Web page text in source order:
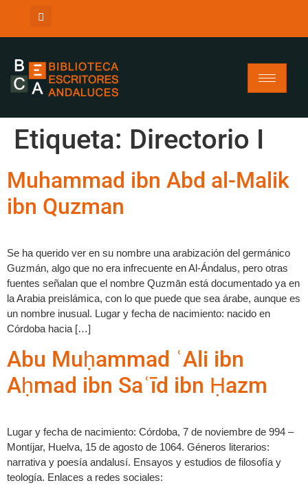
Etiqueta: Directorio I
Muhammad ibn Abd al-Malik
ibn Quzman
Se ha querido ver en su nombre una arabización del germánico
Guzmán, algo que no era infrecuente en Al-Ándalus, pero otras
fuentes señalan que el nombre Quzmān está documentado ya en
la Arabia preislámica, con lo que puede que sea árabe, aunque es
un nombre inusual. Lugar y fecha de nacimiento: nacido en
Córdoba hacia […]
Abu Muḥammad ʿAli ibn
Aḥmad ibn Saʿīd ibn Ḥazm
Lugar y fecha de nacimiento: Córdoba, 7 de noviembre de 994 –
Montíjar, Huelva, 15 de agosto de 1064. Géneros literarios:
narrativa y poesía andalusí. Ensayos y estudios de filosofía y
teología. Enlaces a redes sociales: